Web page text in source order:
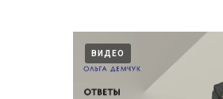
ВИДЕО